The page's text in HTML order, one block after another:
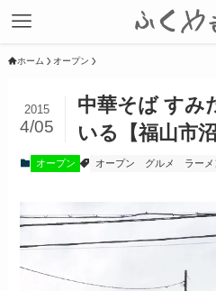
ホーム オープン
中華そば すみ
いる【福山市沼
2015
4/05
オープン オープン グルメ ラーメ